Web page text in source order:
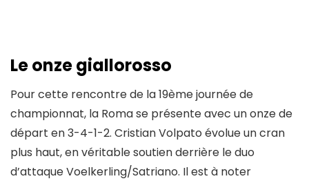
Le onze giallorosso
Pour cette rencontre de la 19ème journée de
championnat, la Roma se présente avec un onze de
départ en 3-4-1-2. Cristian Volpato évolue un cran
plus haut, en véritable soutien derrière le duo
d’attaque Voelkerling/Satriano. Il est à noter